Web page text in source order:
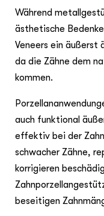
Während
ästhetische
Veneers ein äußerst
da die Zähne dem
kommen.
auch funktional
effektiv bei der
schwacher Zähne,
korrigieren
beseitigen